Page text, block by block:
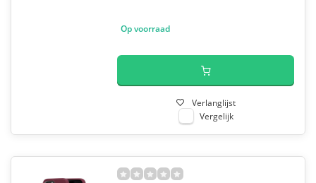
Op voorraad
Verlanglijst
Vergelijk